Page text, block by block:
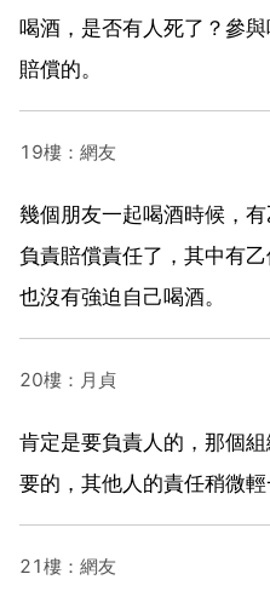
喝酒，是否有人死了？參
賠償的。
19樓：網友
幾個朋友一起喝酒時候，
負責賠償責任了，其中有
也沒有強迫自己喝酒。
20樓：月貞
肯定是要負責人的，那個
要的，其他人的責任稍微輕
21樓：網友